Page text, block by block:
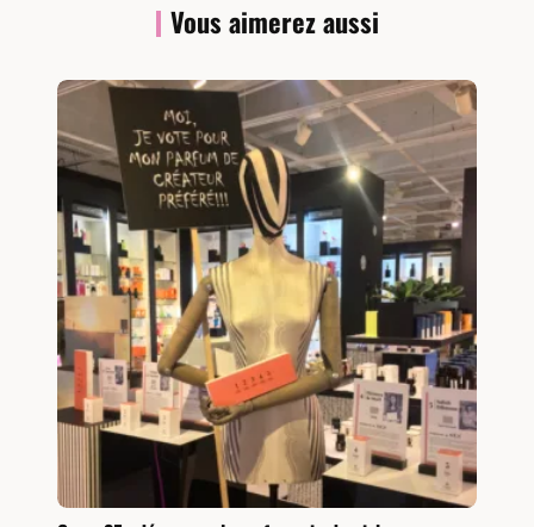
Vous aimerez aussi